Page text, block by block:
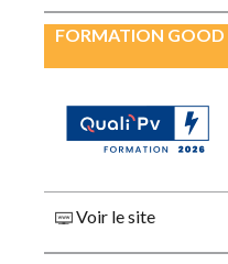
FORMATION GOOD
Voir le site